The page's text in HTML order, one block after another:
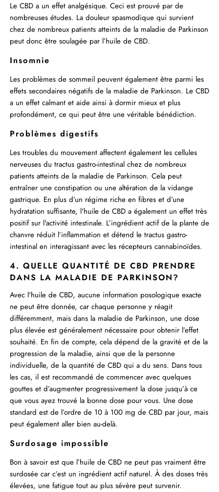
Le CBD a un effet analgésique. Ceci est prouvé par de
nombreuses études. La douleur spasmodique qui survient
chez de nombreux patients atteints de la maladie de Parkinson
peut donc être soulagée par l’huile de CBD.
Insomnie
Les problèmes de sommeil peuvent également être parmi les
effets secondaires négatifs de la maladie de Parkinson. Le CBD
a un effet calmant et aide ainsi à dormir mieux et plus
profondément, ce qui peut être une véritable bénédiction.
Problèmes digestifs
Les troubles du mouvement affectent également les cellules
nerveuses du tractus gastro-intestinal chez de nombreux
patients atteints de la maladie de Parkinson. Cela peut
entraîner une constipation ou une altération de la vidange
gastrique. En plus d’un régime riche en fibres et d’une
hydratation suffisante, l'huile de CBD a également un effet très
positif sur l'activité intestinale. L’ingrédient actif de la plante de
chanvre réduit l’inflammation et détend le tractus gastro-
intestinal en interagissant avec les récepteurs cannabinoïdes.
4. QUELLE QUANTITÉ DE CBD PRENDRE
DANS LA MALADIE DE PARKINSON?
Avec l'huile de CBD, aucune information posologique exacte
ne peut être donnée, car chaque personne y réagit
différemment, mais dans la maladie de Parkinson, une dose
plus élevée est généralement nécessaire pour obtenir l’effet
souhaité. En fin de compte, cela dépend de la gravité et de la
progression de la maladie, ainsi que de la personne
individuelle, de la quantité de CBD qui a du sens. Dans tous
les cas, il est recommandé de commencer avec quelques
gouttes et d’augmenter progressivement la dose jusqu’à ce
que vous ayez trouvé la bonne dose pour vous. Une dose
standard est de l’ordre de 10 à 100 mg de CBD par jour, mais
peut également aller bien au-delà.
Surdosage impossible
Bon à savoir est que l’huile de CBD ne peut pas vraiment être
surdosée car c’est un ingrédient actif naturel. À des doses très
élevées, une fatigue tout au plus sévère peut survenir.